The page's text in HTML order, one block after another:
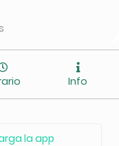
Info
la app